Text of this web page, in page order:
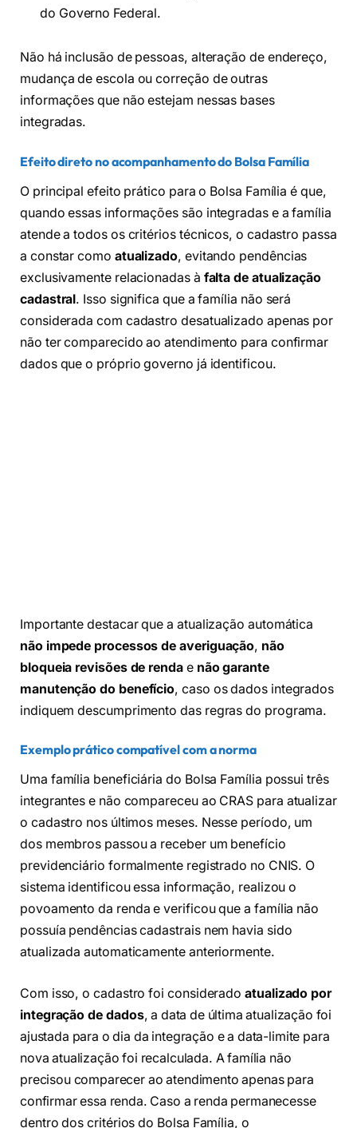
do Governo Federal.
Não há inclusão de pessoas, alteração de endereço,
mudança de escola ou correção de outras
informações que não estejam nessas bases
integradas.
Efeito direto no acompanhamento do Bolsa Família
O principal efeito prático para o Bolsa Família é que,
quando essas informações são integradas e a família
atende a todos os critérios técnicos, o cadastro passa
a constar como atualizado, evitando pendências
exclusivamente relacionadas à falta de atualização
cadastral. Isso significa que a família não será
considerada com cadastro desatualizado apenas por
não ter comparecido ao atendimento para confirmar
dados que o próprio governo já identificou.
Importante destacar que a atualização automática
não impede processos de averiguação, não
bloqueia revisões de rendae não garante
manutenção do benefício, caso os dados integrados
indiquem descumprimento das regras do programa.
Exemplo prático compatível com a norma
Uma família beneficiária do Bolsa Família possui três
integrantes e não compareceu ao CRAS para atualizar
o cadastro nos últimos meses. Nesse período, um
dos membros passou a receber um benefício
previdenciário formalmente registrado no CNIS. O
sistema identificou essa informação, realizou o
povoamento da renda e verificou que a família não
possuía pendências cadastrais nem havia sido
atualizada automaticamente anteriormente.
Com isso, o cadastro foi consideradoatualizado por
integração de dados, a data de última atualização foi
ajustada para o dia da integração e a data-limite para
nova atualização foi recalculada. A família não
precisou comparecer ao atendimento apenas para
confirmar essa renda. Caso a renda permanecesse
dentro dos critérios do Bolsa Família, o